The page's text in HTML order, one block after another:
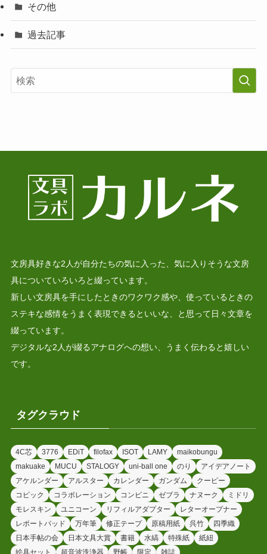
その他
過去記事
文房具好きな2人が自分たちの気に入った、気に入りそうな文房
具についていろいろと綴っています。
新しい文房具を手にしたときのワクワク感や、使っているときの
ステキな感情をうまく表現できるといいな、と思って日々文章を
綴っています。
デジタルな2人が綴るアナログへの想い、うまく伝わると嬉しい
です。
タグクラウド
4C芯 3776 EDiT filofax ISOT LAMY
maikobungu
makuake
MUCU STALOGY uni-ball one のり
アイデアノート
アケルンダー
アルスター カレンダー ガンダム
クーピー
コピック
コラボレーション コンビニ ゼブラ ナヌーク
ミドリ
モレスキン
ユニコーン リフィルアダプター
レターオープナー
レポートパッド
万年筆 修正テープ 原稿用紙 呉竹
四季織
日本手帖の会
日本文具大賞 書籍 水縞 特殊紙
紙紐
絵具セット
超音波洗浄器 野帳 限定 雑誌